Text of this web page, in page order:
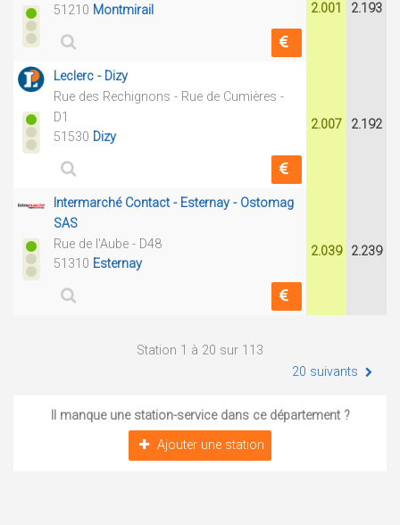
51210 Montmirail 2.001 2.193
Leclerc - Dizy
Rue des Rechignons - Rue de Cumières -
D1
51530 Dizy
2.007 2.192
Intermarché Contact - Esternay - Ostomag
SAS
Rue de l'Aube - D48
51310 Esternay
2.039 2.239
Station 1 à 20 sur 113
20 suivants
Il manque une station-service dans ce département ?
Ajouter une station